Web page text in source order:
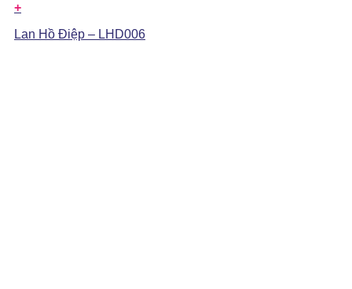
+
Lan Hồ Điệp – LHD006